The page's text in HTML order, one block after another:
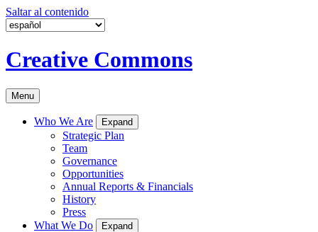
Saltar al contenido
Creative Commons
Menu
Who We Are Expand
Strategic Plan
Team
Governance
Opportunities
Annual Reports & Financials
History
Press
What We Do
Expand